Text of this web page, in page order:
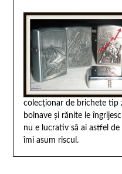
colecţionar de brichete tip
bolnave şi rănite le
nu e lucrativ să ai astfel
îmi asum riscul.